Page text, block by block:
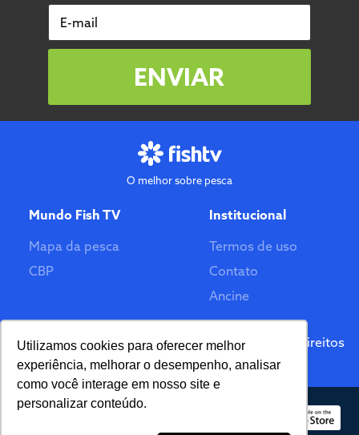
Utilizamos cookies para oferecer melhor
experiência, melhorar o desempenho, analisar
como você interage em nosso site e
personalizar conteúdo.
E-mail
ENVIAR
O melhor sobre pesca
Mundo Fish TV
Mapa da pesca
CBP
Institucional
Termos de uso
Contato
Ancine
Feito por
© 2026 Fish TV - Todos Direitos
Reservados. Versão 2.0